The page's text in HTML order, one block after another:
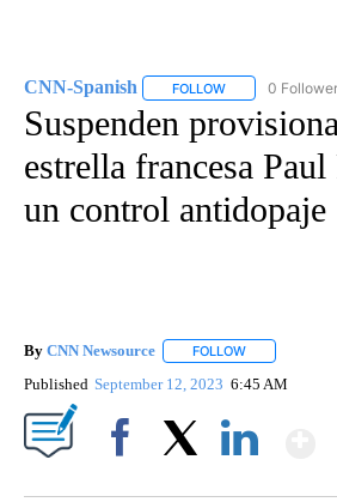
CNN-Spanish FOLLOW FOLLOW "CNN-
0
Suspenden
estrella francesa Paul
un control antidopaje
By CNN Newsource FOLLOW
Published September 12, 2023 6:45 AM